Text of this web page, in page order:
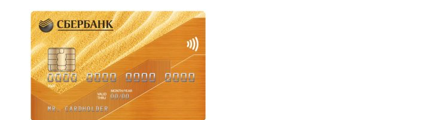
about
Как
выбрать
дебетовую
карту
в
Санкт-
Петербурге